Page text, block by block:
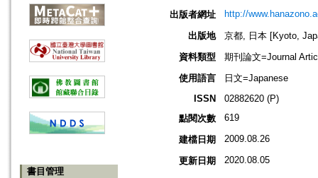
書目管理
出版者網址
http://
出版地
京都, 日本 [Kyoto,
資料類型
期刊論文=Journal
使用語言
日文=Japanese
ISSN
02882620 (P)
點閱次數
619
建檔日期 2009.08.26
更新日期 2020.08.05